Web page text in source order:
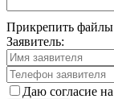
Прикрепить
Заявитель:
Даю согласие